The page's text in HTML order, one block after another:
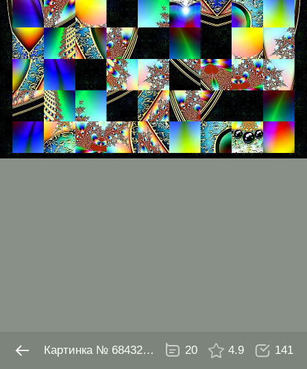
№ 6843229 20 4.9 141
Картинка № 6843229 20 4.9 141